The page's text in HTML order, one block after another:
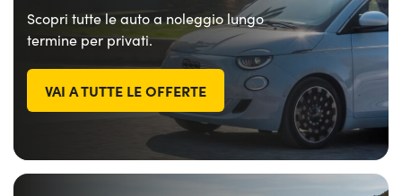
Scopri tutte le auto a noleggio lungo
termine per privati.
VAI A TUTTE LE OFFERTE